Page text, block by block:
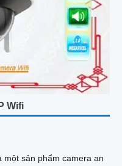
Wifi
một sản phẩm camera an